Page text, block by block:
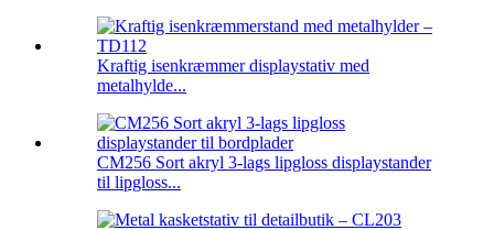
Kraftig isenkræmmer displaystativ med
metalhylde...
CM256 Sort akryl 3-lags lipgloss displaystander
til lipgloss...